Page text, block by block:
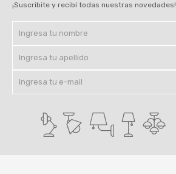
¡Suscribite y recibí todas nuestras novedades!